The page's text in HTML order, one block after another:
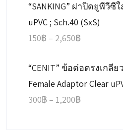
“SANKING” ฝาปิดยูพีวีซีใ
uPVC ; Sch.40 (SxS)
150฿ – 2,650฿Price
150฿
through
2,650฿
“CENIT” ข้อต่อตรงเกลี
Female Adaptor Clear
300฿ – 1,200฿Price